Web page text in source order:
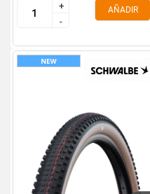
+
-
+
-
AÑADIR